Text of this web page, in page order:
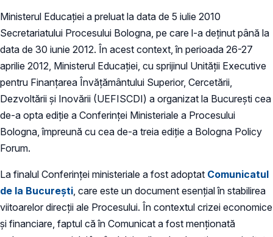
Ministerul Educației a preluat la data de 5 iulie 2010
Secretariatului Procesului Bologna, pe care l-a deținut până la
data de 30 iunie 2012. În acest context, în perioada 26-27
aprilie 2012, Ministerul Educației, cu sprijinul Unității Executive
pentru Finanțarea Învățământului Superior, Cercetării,
Dezvoltării și Inovării (UEFISCDI) a organizat la București cea
de-a opta ediție a Conferinței Ministeriale a Procesului
Bologna, împreună cu cea de-a treia ediție a Bologna Policy
Forum.
La finalul Conferinței ministeriale a fost adoptat Comunicatul
de la București , care este un document esențial în stabilirea
viitoarelor direcții ale Procesului. În contextul crizei economice
şi financiare, faptul că în Comunicat a fost menționată